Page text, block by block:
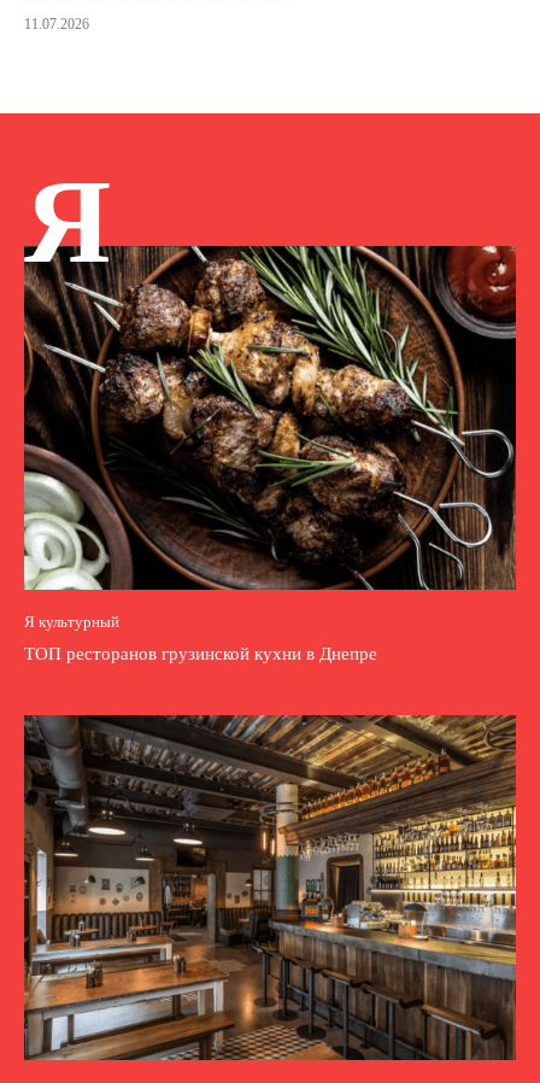
11.07.2026
Я
Я культурный
ТОП ресторанов грузинской кухни в Днепре